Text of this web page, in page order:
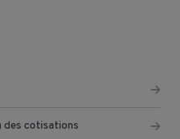
des cotisations